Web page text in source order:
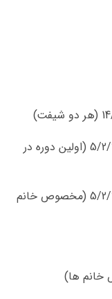
دوره ی Altium Designer از 14/1/91 الی 5/2/91 (اولین دوره در
دوره ی Altium Designer از 14/1/91 الی 5/2/91 (مخصوص خانم